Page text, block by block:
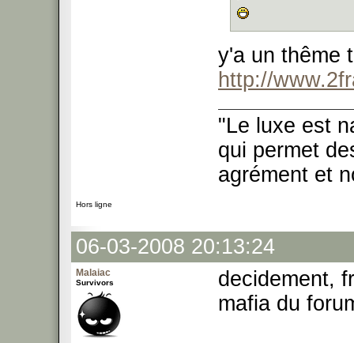
y'a un thême
http://
"Le luxe est
qui permet
agrément et
Hors ligne
06-03-2008 20:13:24
Malaiac
Survivors
decidement,
mafia du